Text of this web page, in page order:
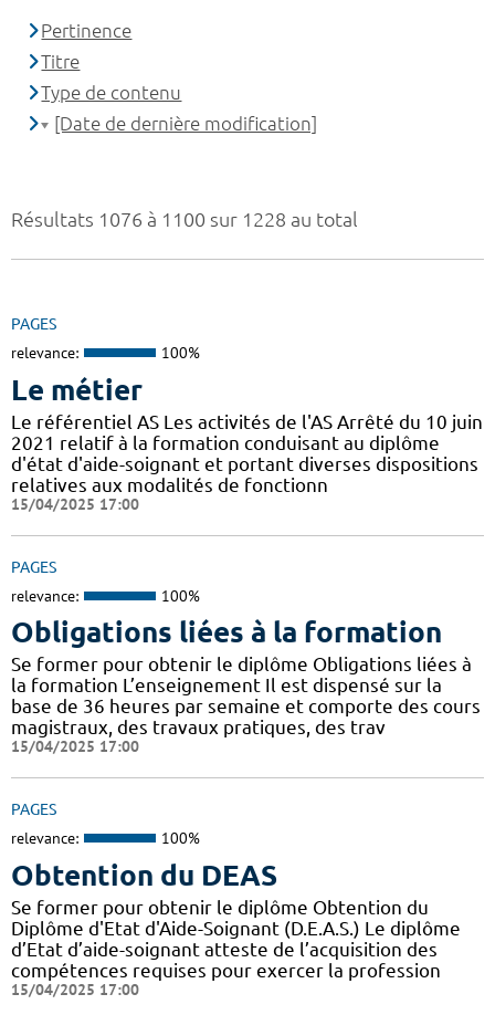
Résultats 1076 à 1100 sur 1228 au total
PAGES
relevance: 100%
Le métier
Le référentiel AS Les activités de l'AS Arrêté du 10 juin
2021 relatif à la formation conduisant au diplôme
d'état d'aide-soignant et portant diverses dispositions
relatives aux modalités de fonctionn
15/04/2025 17:00
PAGES
relevance: 100%
Obligations liées à la formation
Se former pour obtenir le diplôme Obligations liées à
la formation L’enseignement Il est dispensé sur la
base de 36 heures par semaine et comporte des cours
magistraux, des travaux pratiques, des trav
15/04/2025 17:00
PAGES
relevance: 100%
Obtention du DEAS
Se former pour obtenir le diplôme Obtention du
Diplôme d'Etat d'Aide-Soignant (D.E.A.S.) Le diplôme
d’Etat d’aide-soignant atteste de l’acquisition des
compétences requises pour exercer la profession
15/04/2025 17:00
Pertinence
Titre
Type de contenu
[Date de dernière modification]